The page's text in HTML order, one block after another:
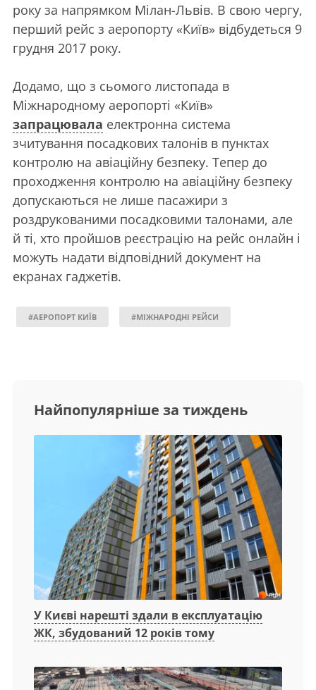
року за напрямком Мілан-Львів. В свою чергу,
перший рейс з аеропорту «Київ» відбудеться 9
грудня 2017 року.
Додамо, що з сьомого листопада в
Міжнародному аеропорті «Київ»
запрацювала електронна система
зчитування посадкових талонів в пунктах
контролю на авіаційну безпеку. Тепер до
проходження контролю на авіаційну безпеку
допускаються не лише пасажири з
роздрукованими посадковими талонами, але
й ті, хто пройшов реєстрацію на рейс онлайн і
можуть надати відповідний документ на
екранах гаджетів.
#АЕРОПОРТ КИЇВ #МІЖНАРОДНІ РЕЙСИ
Найпопулярніше за тиждень
У Києві нарешті здали в експлуатацію
ЖК, збудований 12 років тому